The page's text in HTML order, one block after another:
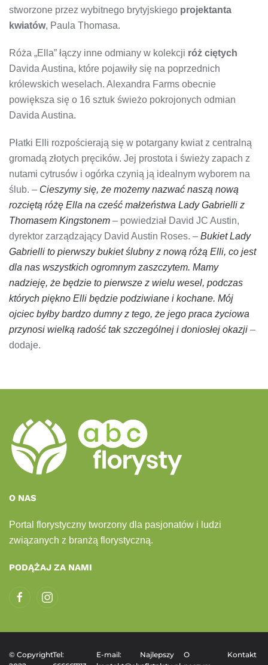
stworzone przez wybitnego brytyjskiego projektanta
kwiatów, Paula Thomasa.
Róża „Ella” łączy inne odmiany w kolekcji róż ciętych
Davida Austina, które pojawiły się na poprzednich
królewskich weselach. Alexandra Farms obecnie
powiększa się o 16 sztuk świeżo pokrojonych odmian
Davida Austina.
Płatki Elli rozpościerają się w potargany kwiat z centralną
gromadą złotych pręcików. Jej prostota i świeży zapach z
nutami cytrusów i ogórka czynią ją idealnym wyborem na
ślub. – Cieszymy się, że możemy nazwać naszą nową
rozciętą różę Ella na cześć małżeństwa Lady Gabrielli z
Thomasem Kingstonem – powiedział David JC Austin,
dyrektor zarządzający David Austin Roses. – Bukiet Lady
Gabrielli to pierwszy bukiet ślubny z nową różą Elli, co jest
dla nas wszystkich ogromnym zaszczytem. Mamy
nadzieję, że będzie to pierwsze z wielu wesel, podczas
których piękno Elli będzie podziwiane i kochane. Mój
ojciec byłby bardzo dumny z tego, że jego praca życiowa
przynosi wielką radość tak szczególnej i doniosłej okazji –
dodaje.
O NAS
Portal florystyczny tworzony dla pasjonatów i ludzi
związanych z branżą florystyczną.
PODĄŻAJ ZA NAMI
© CopyrightTel:
E-mail:
Najlepszy
O
Kontakt